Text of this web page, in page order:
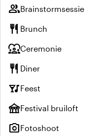
groupBrainstormsessie
restaurant Brunch
diversity_1Ceremonie
restaurant Diner
nightlifeFeest
festivalFestival bruiloft
photo_cameraFotoshoot